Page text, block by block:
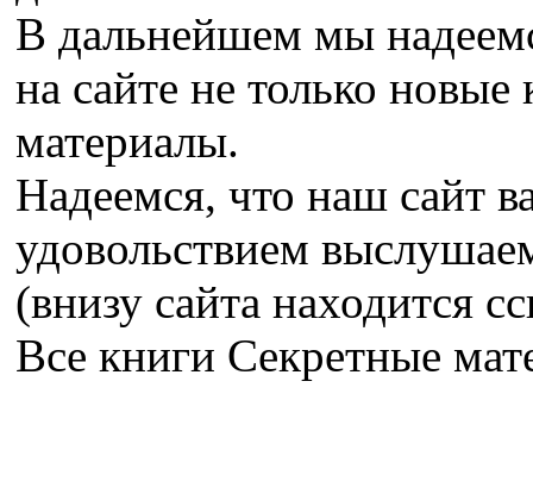
В дальнейшем мы
на сайте не только
материалы.
Надеемся, что наш сайт
удовольствием
(внизу сайта находится
Все книги Секретные